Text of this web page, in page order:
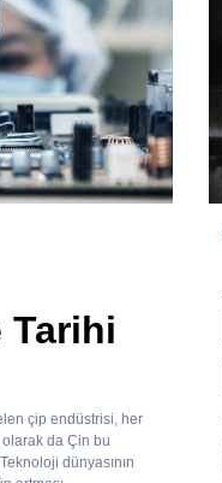
çip endüstrisi, her
da Çin bu
dünyasının